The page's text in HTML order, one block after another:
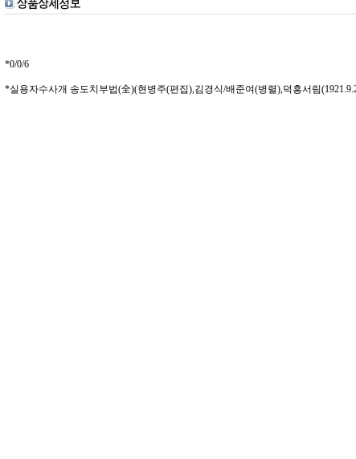
*0/0/6
*실용자수사개 송도치부법(全)(현병주(편집),김경식/배준여(병렬),덕흥서림